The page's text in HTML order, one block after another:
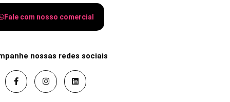
Fale com nosso comercial
nossas redes sociais